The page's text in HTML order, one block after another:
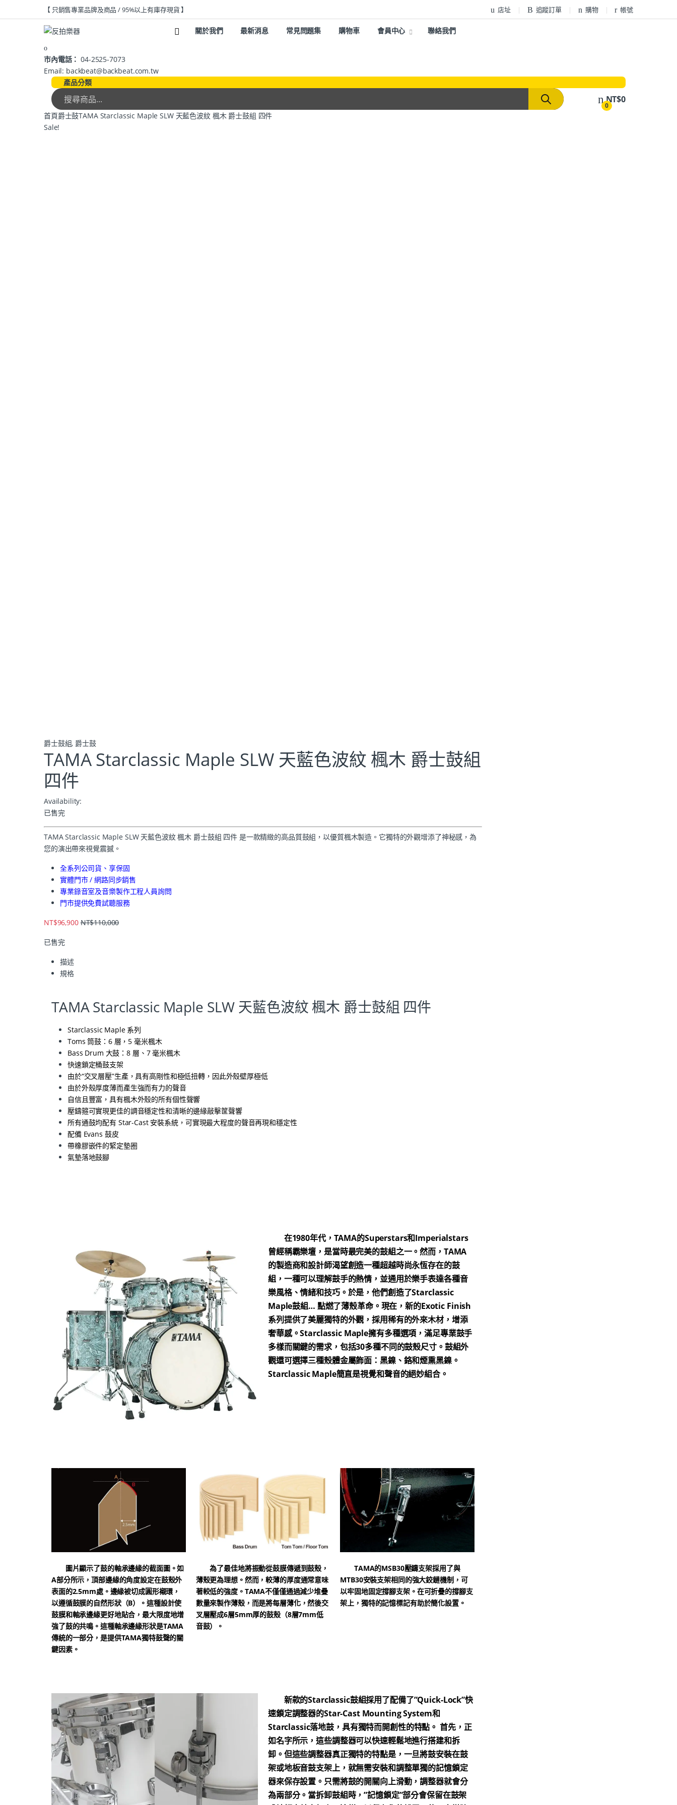
【 只銷售專業品牌及商品 / 95%以上有庫存現貨 】 店址 追蹤訂單 購物 帳號
關於我們 最新消息 常見問題集 購物車 會員中心 聯絡我們
市內電話： 04-2525-7073
Email: backbeat@backbeat.com.tw
產品分類
0
NT$0
首頁爵士鼓TAMA Starclassic Maple SLW 天藍色波紋 楓木 爵士鼓組 四件
Sale!
爵士鼓組, 爵士鼓
TAMA Starclassic Maple SLW 天藍色波紋 楓木 爵士鼓組
四件
Availability:
已售完
TAMA Starclassic Maple SLW 天藍色波紋 楓木 爵士鼓組 四件 是一款精緻的高品質鼓組，以優質楓木製造。它獨特的外觀增添了神秘感，為
您的演出帶來視覺震撼。
全系列公司貨、享保固
實體門市 / 網路同步銷售
專業錄音室及音樂製作工程人員詢問
門市提供免費試聽服務
NT$96,900 NT$110,000
已售完
描述
規格
TAMA Starclassic Maple SLW 天藍色波紋 楓木 爵士鼓組 四件
Starclassic Maple 系列
Toms 筒鼓：6 層，5 毫米楓木
Bass Drum 大鼓：8 層、7 毫米楓木
快速鎖定桶鼓支架
由於“交叉層壓”生產，具有高剛性和極低扭轉，因此外殼壁厚極低
由於外殼厚度薄而產生強而有力的聲音
自信且豐富，具有楓木外殼的所有個性聲響
壓鑄箍可實現更佳的調音穩定性和清晰的邊緣敲擊筐聲響
所有通鼓均配有 Star-Cast 安裝系統，可實現最大程度的聲音再現和穩定性
配備 Evans 鼓皮
帶橡膠嵌件的緊定墊圈
氣墊落地鼓腳
在1980年代，TAMA的Superstars和Imperialstars
曾經稱霸樂壇，是當時最完美的鼓組之一。然而，TAMA
的製造商和設計師渴望創造一種超越時尚永恆存在的鼓
組，一種可以理解鼓手的熱情，並通用於樂手表達各種音
樂風格、情緒和技巧。於是，他們創造了Starclassic
Maple鼓組… 點燃了薄殼革命。現在，新的Exotic Finish
系列提供了美麗獨特的外觀，採用稀有的外來木材，增添
奢華感。Starclassic Maple擁有多種選項，滿足專業鼓手
多樣而關鍵的需求，包括30多種不同的鼓殼尺寸。鼓組外
觀還可選擇三種殼體金屬飾面：黑鎳、鉻和煙熏黑鎳。
Starclassic Maple簡直是視覺和聲音的絕妙組合。
圖片顯示了鼓的軸承邊緣的截面圖。如
A部分所示，頂部邊緣的角度設定在鼓殼外
表面的2.5mm處。邊緣被切成圓形襯環，
以遵循鼓膜的自然形狀（B）。這種設計使
鼓膜和軸承邊緣更好地貼合，最大限度地增
強了鼓的共鳴。這種軸承邊緣形狀是TAMA
傳統的一部分，是提供TAMA獨特鼓聲的關
鍵因素。
為了最佳地將振動從鼓膜傳遞到鼓殼，
薄殼更為理想。然而，較薄的厚度通常意味
著較低的強度。TAMA不僅僅通過減少堆疊
數量來製作薄殼，而是將每層薄化，然後交
叉層壓成6層5mm厚的鼓殼（8層7mm低
音鼓）。
TAMA的MSB30壓鑄支架採用了與
MTB30安裝支架相同的強大鉸鏈機制，可
以牢固地固定撐腳支架。在可折疊的撐腳支
架上，獨特的記憶標記有助於簡化設置。
新款的Starclassic鼓組採用了配備了”Quick-Lock”快
速鎖定調整器的Star-Cast Mounting System和
Starclassic落地鼓，具有獨特而開創性的特點。 首先，正
如名字所示，這些調整器可以快速輕鬆地進行搭建和拆
卸。但這些調整器真正獨特的特點是，一旦將鼓安裝在鼓
架或地板音鼓支架上，就無需安裝和調整單獨的記憶鎖定
器來保存設置。只需將鼓的開關向上滑動，調整器就會分
為兩部分。當拆卸鼓組時，”記憶鎖定”部分會保留在鼓架